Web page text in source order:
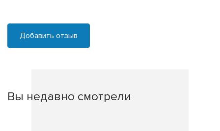
Добавить отзыв
Вы недавно смотрели